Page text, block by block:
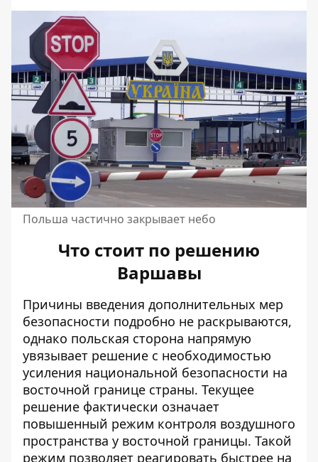
Польша частично закрывает небо
Что стоит по решению
Варшавы
Причины введения дополнительных мер
безопасности подробно не раскрываются,
однако польская сторона напрямую
увязывает решение с необходимостью
усиления национальной безопасности на
восточной границе страны. Текущее
решение фактически означает
повышенный режим контроля воздушного
пространства у восточной границы. Такой
режим позволяет реагировать быстрее на